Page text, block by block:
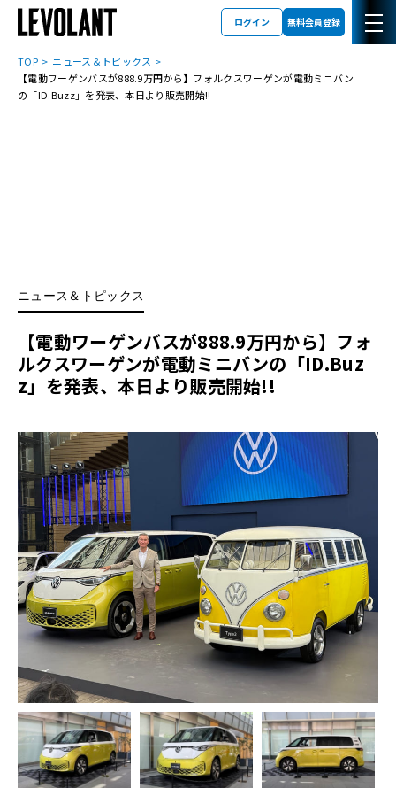
ログイン 無料会員登録
TOP
ニュース＆トピックス
【電動ワーゲンバスが888.9万円から】フォルクスワーゲンが電動ミニバン
の「ID.Buzz」を発表、本日より販売開始!!
ニュース＆トピックス
【電動ワーゲンバスが888.9万円から】フォ
ルクスワーゲンが電動ミニバンの「ID.Buz
z」を発表、本日より販売開始!!